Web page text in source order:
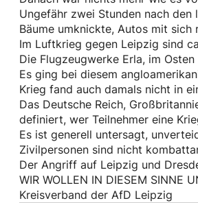
Ungefähr zwei Stunden nach
Bäume umknickte, Autos mit
Im Luftkrieg gegen Leipzig sind
Die Flugzeugwerke Erla, im
Es ging bei diesem
Krieg fand auch damals nicht in
Das Deutsche Reich,
definiert, wer Teilnehmer eine
Es ist generell untersagt,
Zivilpersonen sind nicht
Der Angriff auf Leipzig und
WIR WOLLEN IN DIESEM SINNE
Kreisverband der AfD Leipzig